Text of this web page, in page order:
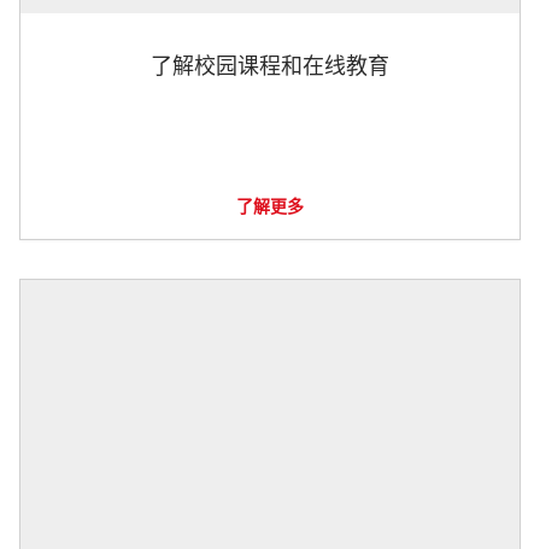
了解校园课程和在线教育
了解更多